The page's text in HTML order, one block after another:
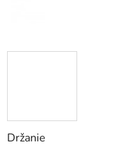
Držanie